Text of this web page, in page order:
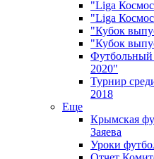
"Liga
"Liga
"Кубок
"Кубок
Футбольный
2020"
Турнир
2018
Еще
Крымская
Заяева
Уроки